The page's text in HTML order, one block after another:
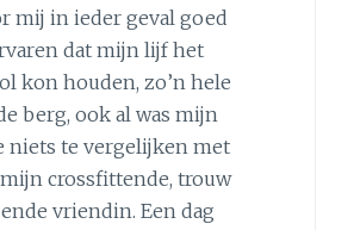
mij in ieder geval goed
dat mijn lijf het
kon houden, zo’n hele
berg, ook al was mijn
niets te vergelijken met
crossfittende, trouw
vriendin. Een dag